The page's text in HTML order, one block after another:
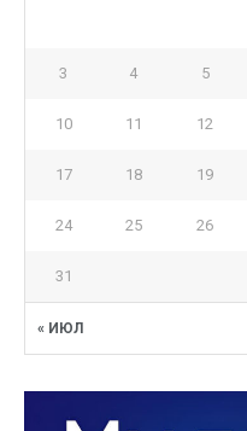
« ИЮЛ
3 4 5
10 11 12
17 18 19
24 25 26
31